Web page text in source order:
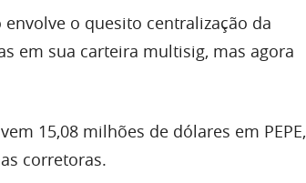
o quesito centralização da
em sua carteira multisig, mas agora
15,08 milhões de dólares em PEPE,
corretoras.